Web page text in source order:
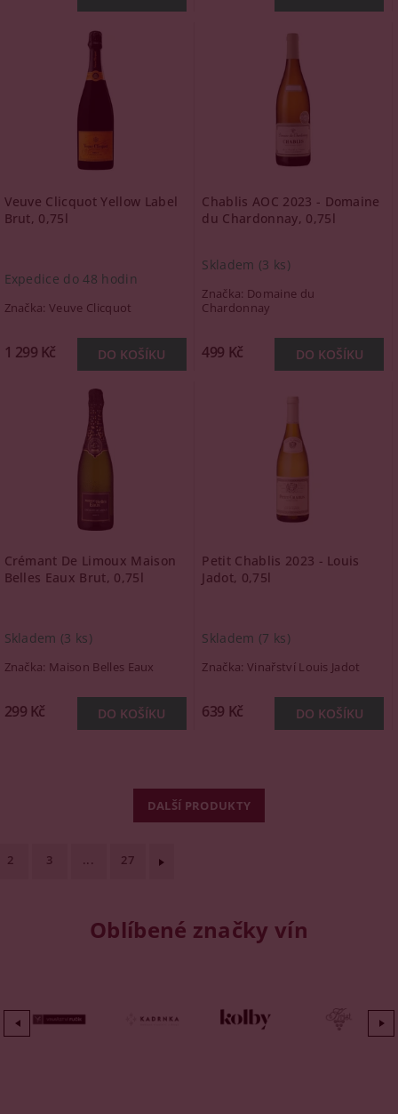
Veuve Clicquot Yellow Label
Brut, 0,75l
Expedice do 48 hodin
Značka:Veuve Clicquot
1 299 Kč
Chablis AOC 2023 - Domaine
du Chardonnay, 0,75l
Skladem (3 ks)
Značka: Domaine du
Chardonnay
499 Kč
Crémant De Limoux Maison
Belles Eaux Brut, 0,75l
Skladem (3 ks)
Značka: Maison Belles Eaux
299 Kč
Petit Chablis 2023 - Louis
Jadot, 0,75l
Skladem (7 ks)
Značka: Vinařství Louis Jadot
639 Kč
DALŠÍ PRODUKTY
2 3 ... 27
Oblíbené značky vín